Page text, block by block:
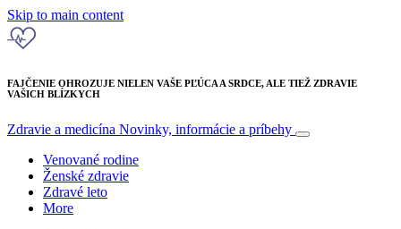
Skip to main content
FAJČENIE OHROZUJE NIELEN VAŠE PĽÚCA A SRDCE, ALE TIEŽ ZDRAVIE
VAŠICH BLÍZKYCH
Zdravie a medicína Novinky, informácie a príbehy
Venované rodine
Ženské zdravie
Zdravé leto
More